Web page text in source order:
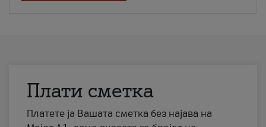
Плати сметка
Платете ја Вашата сметка без најава на